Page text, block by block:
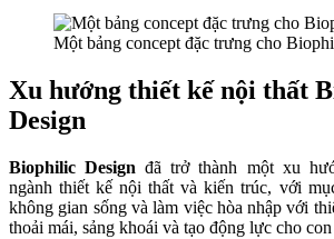
Một bảng concept đặc trưng cho
Xu hướng thiết kế nội thất
Design
Biophilic Design đã trở thành một xu
ngành thiết kế nội thất và kiến trúc, với
không gian sống và làm việc hòa nhập với
thoải mái, sảng khoái và tạo động lực cho